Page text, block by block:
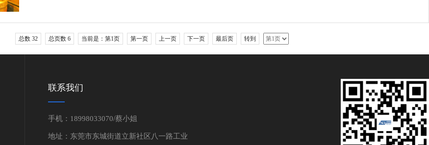
总数 32 总页数 6 当前是：第1页 第一页 上一页 下一页 最后页 转到
联系我们
手机：18998033070/蔡小姐
地址：东莞市东城街道立新社区八一路工业